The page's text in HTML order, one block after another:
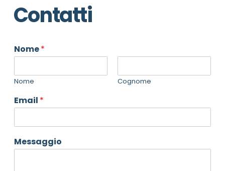
Contatti
Nome*
Nome Cognome
Email *
Messaggio